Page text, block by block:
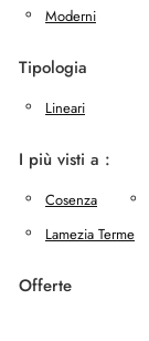
Moderni
Tipologia
Lineari
I più visti a :
Cosenza
Lamezia Terme
Offerte